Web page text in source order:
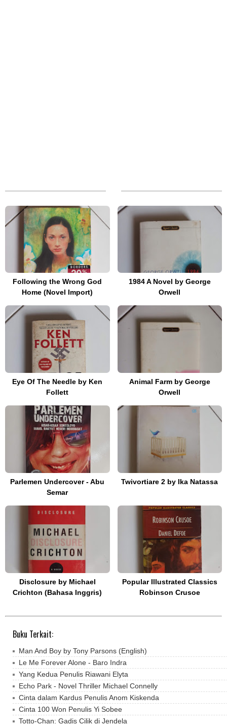
Following the Wrong God
Home (Novel Import)
1984 A Novel by George
Orwell
Eye Of The Needle by Ken
Follett
Animal Farm by George
Orwell
Parlemen Undercover - Abu
Semar
Twivortiare 2 by Ika Natassa
Disclosure by Michael
Crichton (Bahasa Inggris)
Popular Illustrated Classics
Robinson Crusoe
Buku Terkait:
Man And Boy by Tony Parsons (English)
Le Me Forever Alone - Baro Indra
Yang Kedua Penulis Riawani Elyta
Echo Park - Novel Thriller Michael Connelly
Cinta dalam Kardus Penulis Anom Kiskenda
Cinta 100 Won Penulis Yi Sobee
Totto-Chan: Gadis Cilik di Jendela